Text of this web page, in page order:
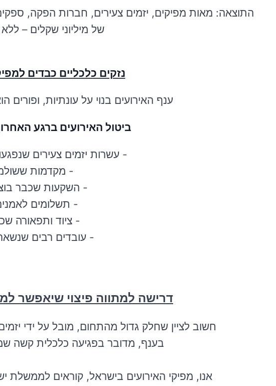
התוצאה: מאות מפיקים, יזמים צעירים, חברות הפקה,
של מיליוני שקלים –
נזקים כלכליים כבדים
ענף האירועים בנוי על עונתיות,
ביטול האירועים ברגע
- עשרות יזמים צעירים
- מקדמות
- השקעות שכבר
- תשלומים
- ציוד ותפאורה
- עובדים רבים
דרישה למתווה פיצוי שיאפשר
בענף, מדובר בפגיעה כלכלית קשה
אנו, מפיקי האירועים בישראל, קוראים לממשלת